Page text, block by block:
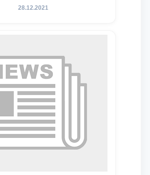
qoshidagi M.S.Vosiqova
28.12.2021